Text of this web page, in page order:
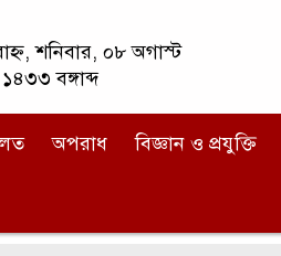
শনিবার, ০৮ অগাস্ট
বঙ্গাব্দ
অপরাধ বিজ্ঞান ও প্রযুক্তি